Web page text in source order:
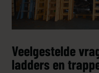
Veelgestelde
ladders en